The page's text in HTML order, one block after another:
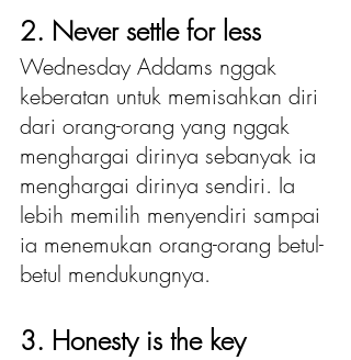
2. Never settle for less
Wednesday Addams nggak
keberatan untuk memisahkan diri
dari orang-orang yang nggak
menghargai dirinya sebanyak ia
menghargai dirinya sendiri. Ia
lebih memilih menyendiri sampai
ia menemukan orang-orang betul-
betul mendukungnya.
3. Honesty is the key